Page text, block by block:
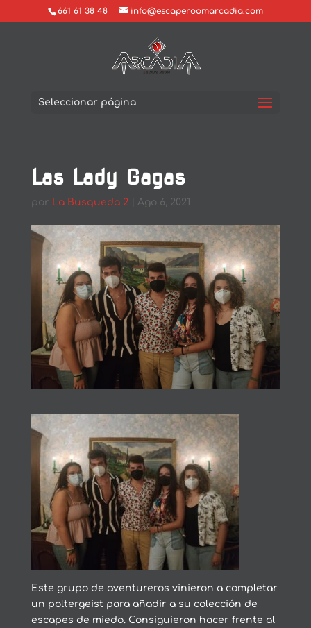
661 61 38 48 info@escaperoomarcadia.com
Seleccionar página
Las Lady Gagas
por La Busqueda 2| Ago 6, 2021
Este grupo de aventureros vinieron a completar
un poltergeist para añadir a su colección de
escapes de miedo. Consiguieron hacer frente al